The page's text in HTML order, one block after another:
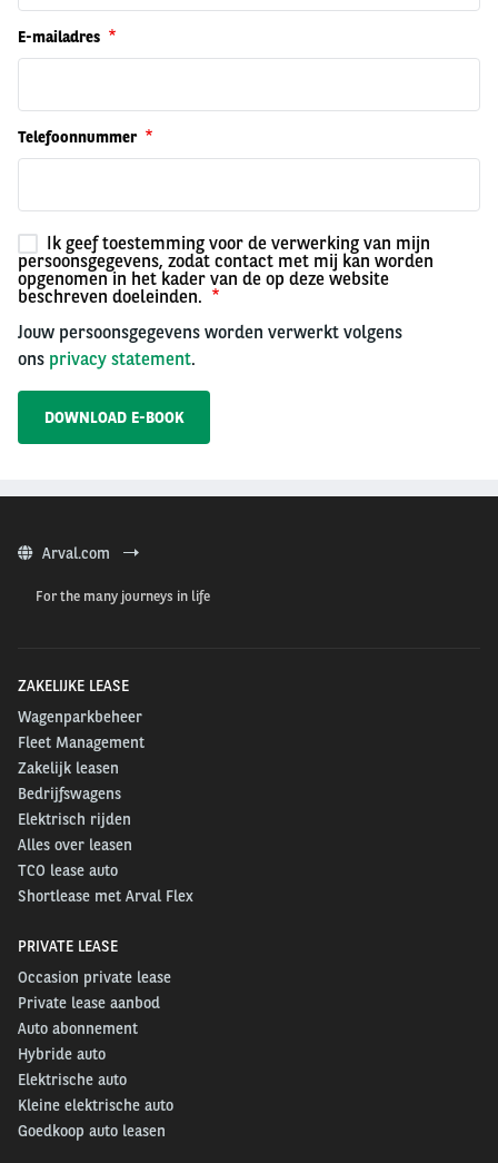
E-mailadres
Telefoonnummer
Ik geef toestemming voor de verwerking van mijn
persoonsgegevens, zodat contact met mij kan worden
opgenomen in het kader van de op deze website
beschreven doeleinden.
Jouw persoonsgegevens worden verwerkt volgens
ons privacy statement.
Arval.com
For the many journeys in life
ZAKELIJKE LEASE
Wagenparkbeheer
Fleet Management
Zakelijk leasen
Bedrijfswagens
Elektrisch rijden
Alles over leasen
TCO lease auto
Shortlease met Arval Flex
PRIVATE LEASE
Occasion private lease
Private lease aanbod
Auto abonnement
Hybride auto
Elektrische auto
Kleine elektrische auto
Goedkoop auto leasen